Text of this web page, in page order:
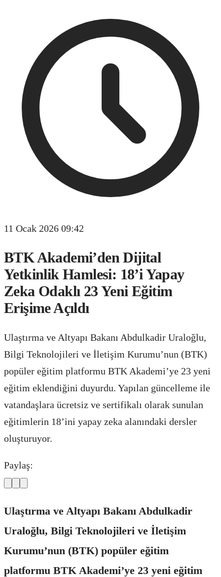
11 Ocak 2026 09:42
BTK Akademi’den Dijital
Yetkinlik Hamlesi: 18’i Yapay
Zeka Odaklı 23 Yeni Eğitim
Erişime Açıldı
Ulaştırma ve Altyapı Bakanı Abdulkadir Uraloğlu,
Bilgi Teknolojileri ve İletişim Kurumu’nun (BTK)
popüler eğitim platformu BTK Akademi’ye 23 yeni
eğitim eklendiğini duyurdu. Yapılan güncelleme ile
vatandaşlara ücretsiz ve sertifikalı olarak sunulan
eğitimlerin 18’ini yapay zeka alanındaki dersler
oluşturuyor.
Paylaş:
Ulaştırma ve Altyapı Bakanı Abdulkadir
Uraloğlu, Bilgi Teknolojileri ve İletişim
Kurumu’nun (BTK) popüler eğitim
platformu BTK Akademi’ye 23 yeni eğitim